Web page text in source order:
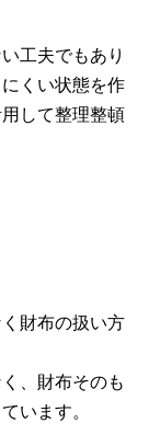
工夫でもあり
くい状態を作
して整理整頓
財布の扱い方
、財布そのも
います。